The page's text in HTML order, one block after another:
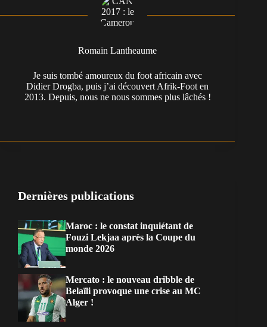
Romain Lantheaume
Je suis tombé amoureux du foot africain avec
Didier Drogba, puis j’ai découvert Afrik-Foot en
2013. Depuis, nous ne nous sommes plus lâchés !
Dernières publications
Maroc : le constat inquiétant de
Fouzi Lekjaa après la Coupe du
monde 2026
Mercato : le nouveau dribble de
Belaïli provoque une crise au MC
Alger !